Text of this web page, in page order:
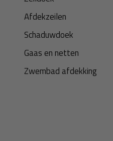
elastiek vangt
Afdekzeilen
Schaduwdoek
Gaas en netten
Zwembad afdekking